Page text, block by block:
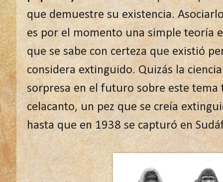
que demuestre su existencia.
es por el momento una simple teoría
que se sabe con certeza que existió
considera extinguido. Quizás la
sorpresa en el futuro sobre este tema
celacanto, un pez que se creía
hasta que en 1938 se capturó en